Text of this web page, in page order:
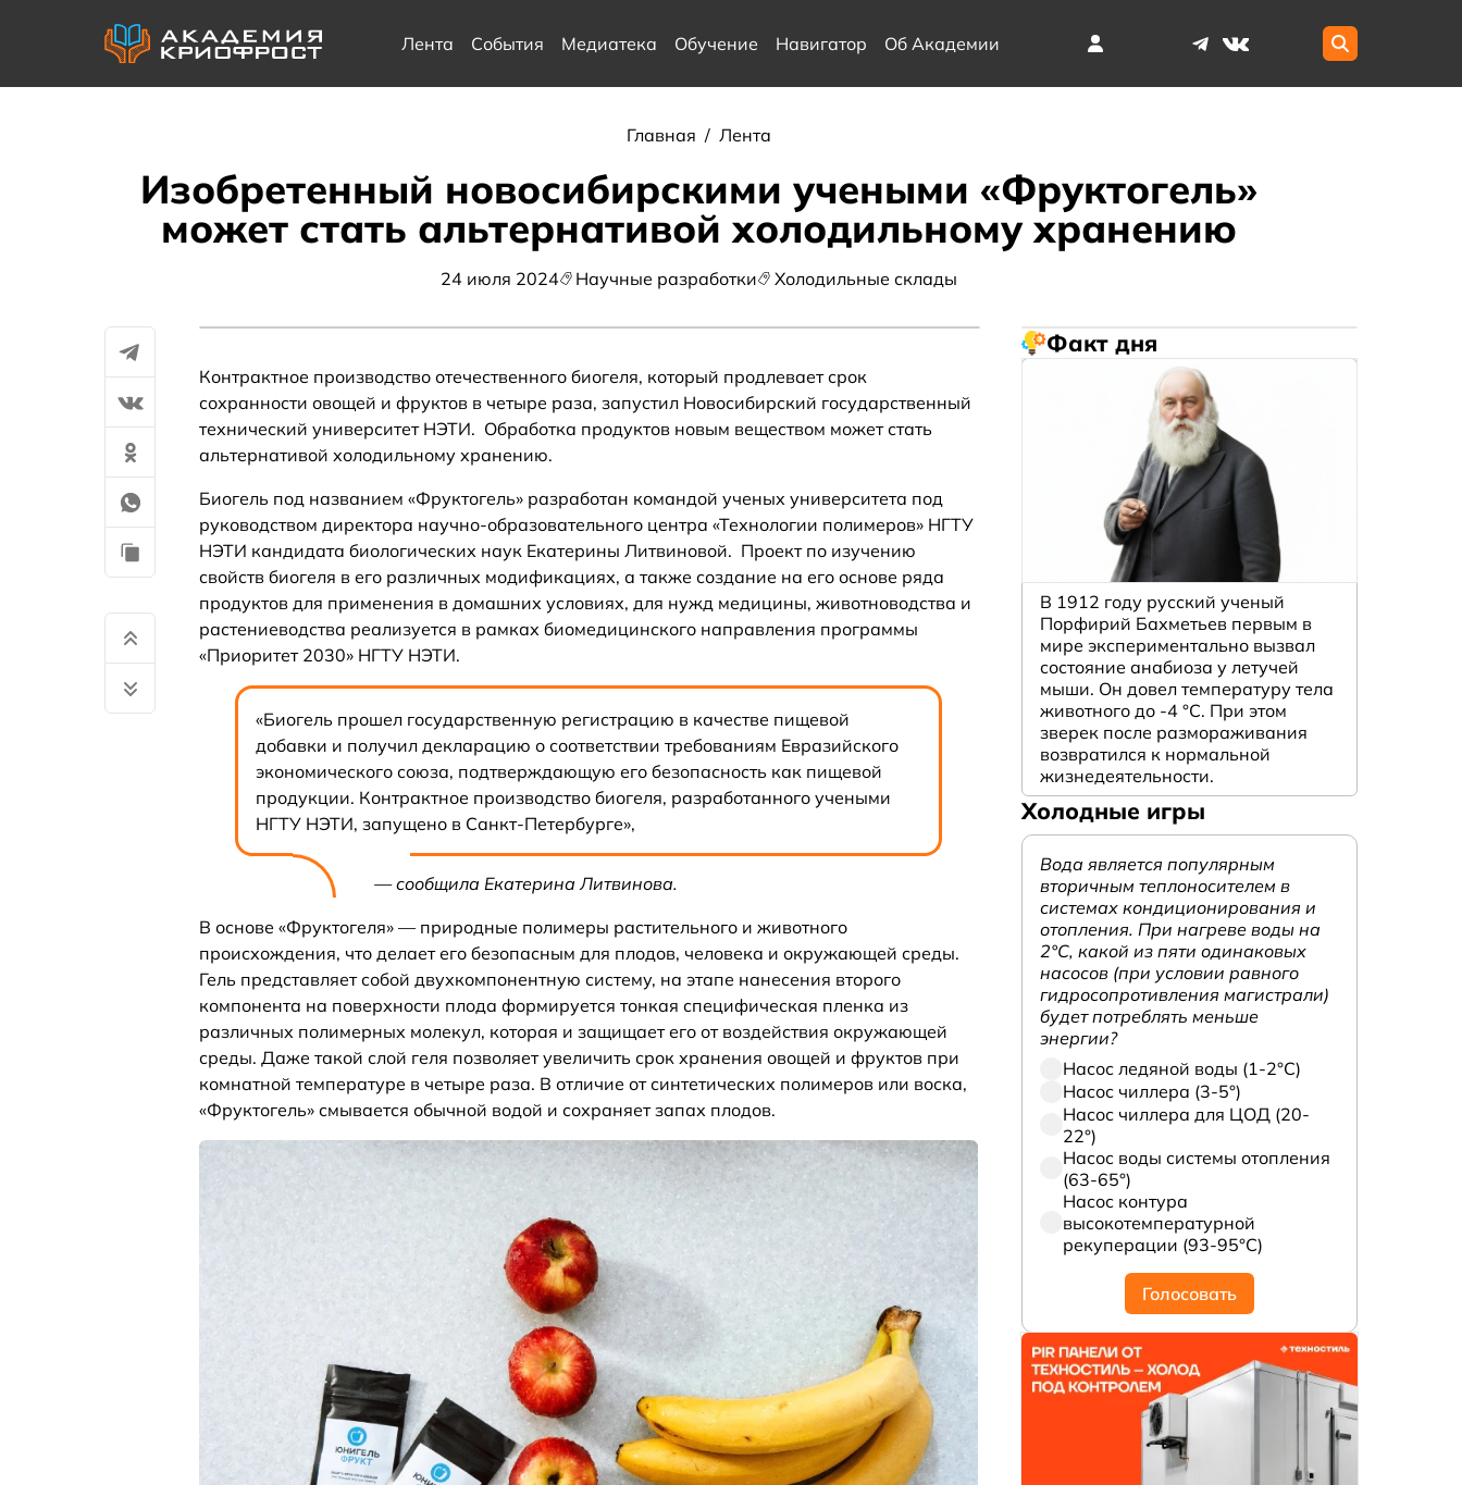
Лента События Медиатека Обучение Навигатор Об Академии
Главная / Лента
Изобретенный новосибирскими учеными «Фруктогель»
может стать альтернативой холодильному хранению
24 июля 2024 Научные разработки Холодильные склады
Контрактное производство отечественного биогеля, который продлевает срок
сохранности овощей и фруктов в четыре раза, запустил Новосибирский государственный
технический университет НЭТИ. Обработка продуктов новым веществом может стать
альтернативой холодильному хранению.
Биогель под названием «Фруктогель» разработан командой ученых университета под
руководством директора научно-образовательного центра «Технологии полимеров» НГТУ
НЭТИ кандидата биологических наук Екатерины Литвиновой. Проект по изучению
свойств биогеля в его различных модификациях, а также создание на его основе ряда
продуктов для применения в домашних условиях, для нужд медицины, животноводства и
растениеводства реализуется в рамках биомедицинского направления программы
«Приоритет 2030» НГТУ НЭТИ.
«Биогель прошел государственную регистрацию в качестве пищевой
добавки и получил декларацию о соответствии требованиям Евразийского
экономического союза, подтверждающую его безопасность как пищевой
продукции. Контрактное производство биогеля, разработанного учеными
НГТУ НЭТИ, запущено в Санкт-Петербурге»,
— сообщила Екатерина Литвинова.
В основе «Фруктогеля» — природные полимеры растительного и животного
происхождения, что делает его безопасным для плодов, человека и окружающей среды.
Гель представляет собой двухкомпонентную систему, на этапе нанесения второго
компонента на поверхности плода формируется тонкая специфическая пленка из
различных полимерных молекул, которая и защищает его от воздействия окружающей
среды. Даже такой слой геля позволяет увеличить срок хранения овощей и фруктов при
комнатной температуре в четыре раза. В отличие от синтетических полимеров или воска,
«Фруктогель» смывается обычной водой и сохраняет запах плодов.
Факт дня
В 1912 году русский ученый
Порфирий Бахметьев первым в
мире экспериментально вызвал
состояние анабиоза у летучей
мыши. Он довел температуру тела
животного до -4 °C. При этом
зверек после размораживания
возвратился к нормальной
жизнедеятельности.
Холодные игры
Вода является популярным
вторичным теплоносителем в
системах кондиционирования и
отопления. При нагреве воды на
2°С, какой из пяти одинаковых
насосов (при условии равного
гидросопротивления магистрали)
будет потреблять меньше
энергии?
Насос ледяной воды (1-2°С)
Насос чиллера (3-5°)
Насос чиллера для ЦОД (20-
22°)
Насос воды системы отопления
(63-65°)
Насос контура
высокотемпературной
рекуперации (93-95°С)
Голосовать